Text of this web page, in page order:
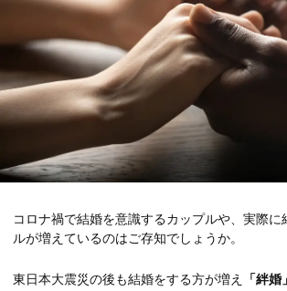
コロナ禍で結婚を意識するカップルや、実際に
ルが増えているのはご存知でしょうか。
東日本大震災の後も結婚をする方が増え 「絆婚」